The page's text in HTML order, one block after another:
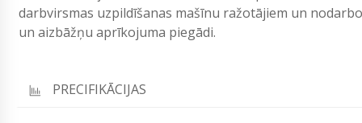
darbvirsmas uzpildīšanas mašīnu ražotājiem un
un aizbāžņu aprīkojuma piegādi.
PRECIFIKĀCIJAS